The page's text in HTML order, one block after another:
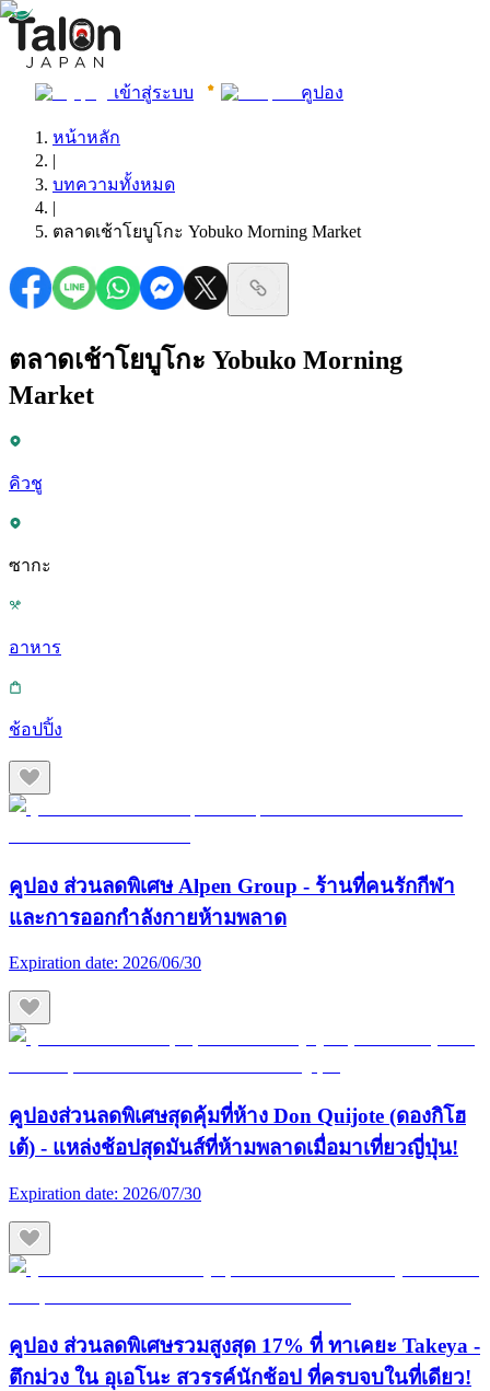
เข้าสู่ระบบ คูปอง
หน้าหลัก
|
บทความทั้งหมด
|
ตลาดเช้าโยบูโกะ Yobuko Morning Market
ตลาดเช้าโยบูโกะ Yobuko Morning
Market
คิวชู
ซากะ
อาหาร
ช้อปปิ้ง
คูปอง ส่วนลดพิเศษ Alpen Group - ร้านที่คนรักกีฬา
และการออกกำลังกายห้ามพลาด
Expiration date: 2026/06/30
คูปองส่วนลดพิเศษสุดคุ้มที่ห้าง Don Quijote (ดองกิโฮ
เต้) - แหล่งช้อปสุดมันส์ที่ห้ามพลาดเมื่อมาเที่ยวญี่ปุ่น!
Expiration date: 2026/07/30
คูปอง ส่วนลดพิเศษรวมสูงสุด 17% ที่ ทาเคยะ Takeya -
ตึกม่วง ใน อุเอโนะ สวรรค์นักช้อป ที่ครบจบในที่เดียว!